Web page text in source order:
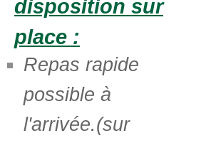
disposition sur
place :
Repas rapide
possible à
l'arrivée.(sur